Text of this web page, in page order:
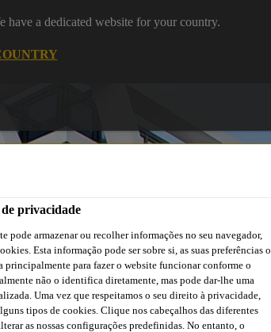
have a dedicated website for your country.
Indústria Centro de Downloads
privacidade
pode armazenar ou recolher informações no seu navegador,
Esta informação pode ser sobre si, as suas preferências
para fazer o website funcionar conforme o
não o identifica diretamente, mas pode dar-lhe uma
Uma vez que respeitamos o seu direito à privacidade,
tipos de cookies. Clique nos cabeçalhos das diferentes
as nossas configurações predefinidas. No entanto, o